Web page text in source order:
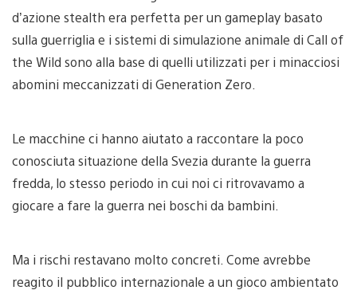
d’azione stealth era perfetta per un gameplay basato
sulla guerriglia e i sistemi di simulazione animale di Call of
the Wild sono alla base di quelli utilizzati per i minacciosi
abomini meccanizzati di Generation Zero.
Le macchine ci hanno aiutato a raccontare la poco
conosciuta situazione della Svezia durante la guerra
fredda, lo stesso periodo in cui noi ci ritrovavamo a
giocare a fare la guerra nei boschi da bambini.
Ma i rischi restavano molto concreti. Come avrebbe
reagito il pubblico internazionale a un gioco ambientato